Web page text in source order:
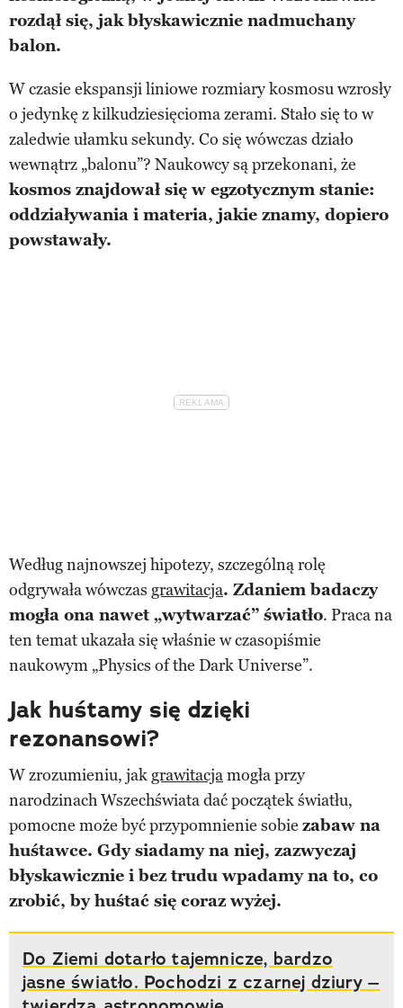
rozdął się, jak błyskawicznie nadmuchany
balon.
W czasie ekspansji liniowe rozmiary kosmosu wzrosły
o jedynkę z kilkudziesięcioma zerami. Stało się to w
zaledwie ułamku sekundy. Co się wówczas działo
wewnątrz „balonu”? Naukowcy są przekonani, że
kosmos znajdował się w egzotycznym stanie:
oddziaływania i materia, jakie znamy, dopiero
powstawały.
Według najnowszej hipotezy, szczególną rolę
odgrywała wówczas grawitacja. Zdaniem badaczy
mogła ona nawet „wytwarzać” światło. Praca na
ten temat ukazała się właśnie w czasopiśmie
naukowym „Physics of the Dark Universe”.
Jak huśtamy się dzięki
rezonansowi?
W zrozumieniu, jak grawitacjamogła przy
narodzinach Wszechświata dać początek światłu,
pomocne może być przypomnienie sobie zabaw na
huśtawce. Gdy siadamy na niej, zazwyczaj
błyskawicznie i bez trudu wpadamy na to, co
zrobić, by huśtać się coraz wyżej.
Do Ziemi dotarło tajemnicze, bardzo
jasne światło. Pochodzi z czarnej dziury –